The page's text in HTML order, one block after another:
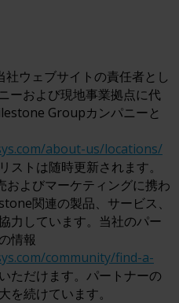
ウェブサイトの責任者とし
ーおよび現地事業拠点に代
Groupカンパニーと
about-us/locations/
ストは随時更新されます。
よびマーケティングに携わ
関連の製品、サービス、
力しています。当社のパー
情報
community/find-a-
ただけます。パートナーの
を続けています。